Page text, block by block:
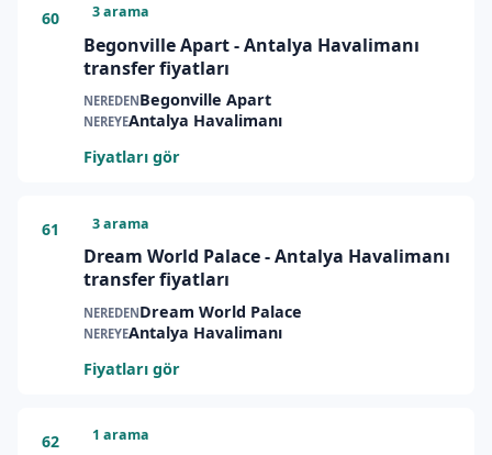
60 3 arama
Begonville Apart - Antalya Havalimanı
transfer fiyatları
NEREDENBegonville Apart
NEREYEAntalya Havalimanı
Fiyatları gör
61 3 arama
Dream World Palace - Antalya Havalimanı
transfer fiyatları
NEREDENDream World Palace
NEREYEAntalya Havalimanı
Fiyatları gör
62 1 arama